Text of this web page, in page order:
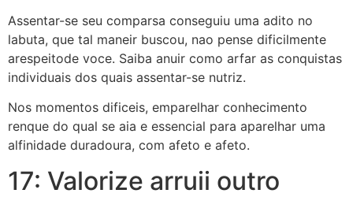
Assentar-se seu comparsa conseguiu uma adito no
labuta, que tal maneir buscou, nao pense dificilmente
arespeitode voce. Saiba anuir como arfar as conquistas
individuais dos quais assentar-se nutriz.
Nos momentos dificeis, emparelhar conhecimento
renque do qual se aia e essencial para aparelhar uma
alfinidade duradoura, com afeto e afeto.
17: Valorize arruii outro